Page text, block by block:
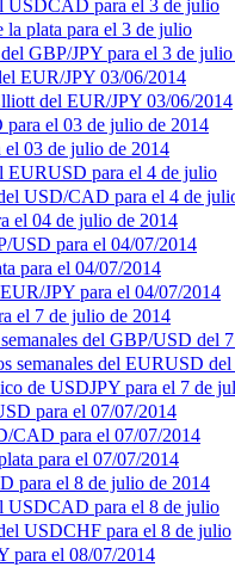
USDCAD para el 3 de julio
la plata para el 3 de julio
GBP/JPY para el 3 de julio
EUR/JPY 03/06/2014
del EUR/JPY 03/06/2014
el 03 de julio de 2014
03 de julio de 2014
EURUSD para el 4 de julio
USD/CAD para el 4 de
el 04 de julio de 2014
USD para el 04/07/2014
para el 04/07/2014
JPY para el 04/07/2014
el 7 de julio de 2014
del GBP/USD del
semanales del EURUSD del
de USDJPY para el 7 de
para el 07/07/2014
CAD para el 07/07/2014
para el 07/07/2014
para el 8 de julio de 2014
USDCAD para el 8 de julio
USDCHF para el 8 de julio
para el 08/07/2014